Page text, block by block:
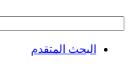
البحث المتقدم